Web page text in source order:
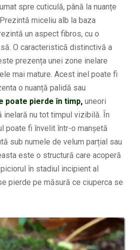
spre cuticulă, până la nuanțe
miceliu alb la baza
un aspect fibros, cu o
O caracteristică distinctivă a
prezența unei zone inelare
mai mature. Acest inel poate fi
o nuanță palidă sau
poate pierde în timp, uneori
inelară nu tot timpul vizibilă. În
poate fi învelit într-o manșetă
sub numele de velum parțial sau
este o structură care acoperă
în stadiul incipient al
pierde pe măsură ce ciuperca se